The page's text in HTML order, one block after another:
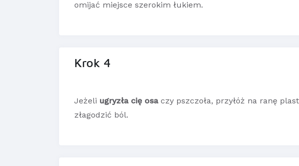
omijać miejsce szerokim łukiem.
Krok 4
Jeżeli ugryzła cię osaczy pszczoła, przyłóż na ranę
złagodzić ból.